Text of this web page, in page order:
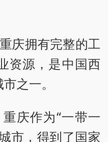
庆拥有完整的工
资源，是中国西
之一。
庆作为“一带一
市，得到了国家